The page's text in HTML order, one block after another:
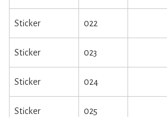
Sticker 022
Sticker 023
Sticker 024
Sticker 025